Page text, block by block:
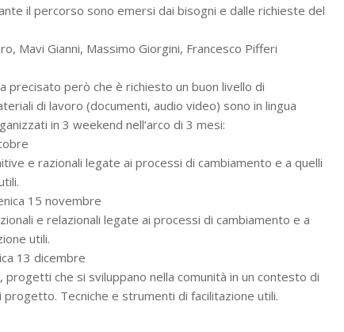
il percorso sono emersi dai bisogni e dalle richieste del
Mavi Gianni, Massimo Giorgini, Francesco Pifferi
precisato però che è richiesto un buon livello di
di lavoro (documenti, audio video) sono in lingua
in 3 weekend nell’arco di 3 mesi:
e razionali legate ai processi di cambiamento e a quelli
15 novembre
e relazionali legate ai processi di cambiamento e a
utili.
13 dicembre
che si sviluppano nella comunità in un contesto di
Tecniche e strumenti di facilitazione utili.